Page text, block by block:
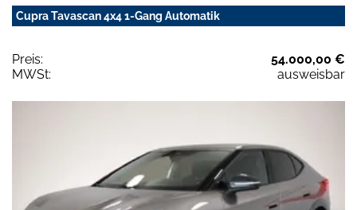
Cupra Tavascan 4x4 1-Gang Automatik
Preis:
54.000,00 €
MWSt:
ausweisbar